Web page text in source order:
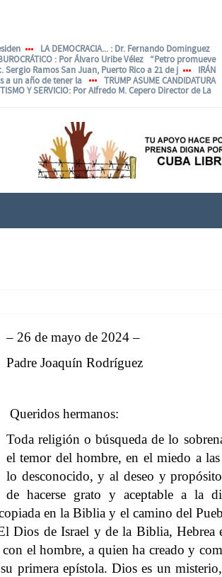
LA DEMOCRACIA... : Dr. Fernando Dominguez
: Por Álvaro Uribe Vélez “Petro promueve
Sergio Ramos San Juan, Puerto Rico a 21 de j
IRÁN
a un año de tener la
TRUMP ASUME CANDIDATURA
Y SERVICIO: Por Alfredo M. Cepero Director de La
– 26 de mayo de 2024 –
Padre Joaquín Rodríguez
Queridos hermanos:
Toda religión o búsqueda de lo
el temor del hombre, en el miedo a
lo desconocido, y al deseo y
de hacerse grato y aceptable a la
en la Biblia y el camino del
Dios de Israel y de la Biblia, Hebrea
el hombre, a quien ha creado y
primera epístola. Dios es un